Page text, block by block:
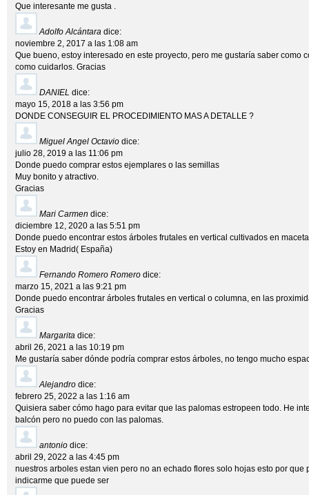
Que interesante me gusta .
Adolfo Alcántara dice:
noviembre 2, 2017 a las 1:08 am
Que bueno, estoy interesado en este proyecto, pero me gustaría saber como
como cuidarlos. Gracias
DANIEL dice:
mayo 15, 2018 a las 3:56 pm
DONDE CONSEGUIR EL PROCEDIMIENTO MAS A DETALLE ?
Miguel Angel Octavio dice:
julio 28, 2019 a las 11:06 pm
Donde puedo comprar estos ejemplares o las semillas
Muy bonito y atractivo.
Gracias
Mari Carmen dice:
diciembre 12, 2020 a las 5:51 pm
Donde puedo encontrar estos árboles frutales en vertical cultivados en
Estoy en Madrid( España)
Fernando Romero Romero dice:
marzo 15, 2021 a las 9:21 pm
Donde puedo encontrar árboles frutales en vertical o columna, en las
Gracias
Margarita dice:
abril 26, 2021 a las 10:19 pm
Me gustaría saber dónde podría comprar estos árboles, no tengo mucho
Alejandro dice:
febrero 25, 2022 a las 1:16 am
Quisiera saber cómo hago para evitar que las palomas estropeen todo. He
balcón pero no puedo con las palomas.
antonio dice:
abril 29, 2022 a las 4:45 pm
nuestros arboles estan vien pero no an echado flores solo hojas esto por que
indicarme que puede ser